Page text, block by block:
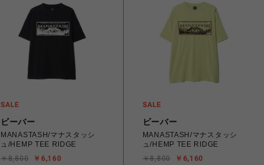
ビーバー
MANASTASH/マナスタッシ
ュ/HEMP TEE RIDGE
￥6,160
￥8,800
ビーバー
MANASTASH/マナスタッシ
ュ/HEMP TEE RIDGE
￥6,160
￥8,800